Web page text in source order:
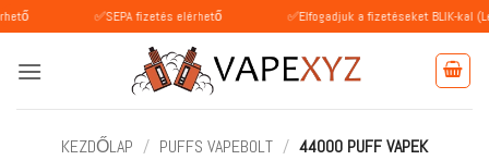
Skip
to
content
✅SEPA fizetés elérhető ✅Elfogadjuk a fizetéseket BLIK-kal
KEZDŐLAP / PUFFS VAPEBOLT / 44000 PUFF VAPEK